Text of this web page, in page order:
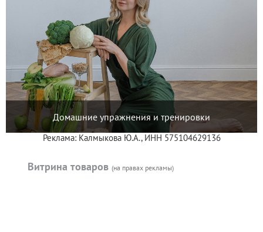
Домашние упражнения и тренировки
Реклама: Калмыкова Ю.А., ИНН 575104629136
Витрина товаров (на правах рекламы)